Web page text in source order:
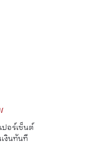
ปอร์เซ็นต์
งินทันที